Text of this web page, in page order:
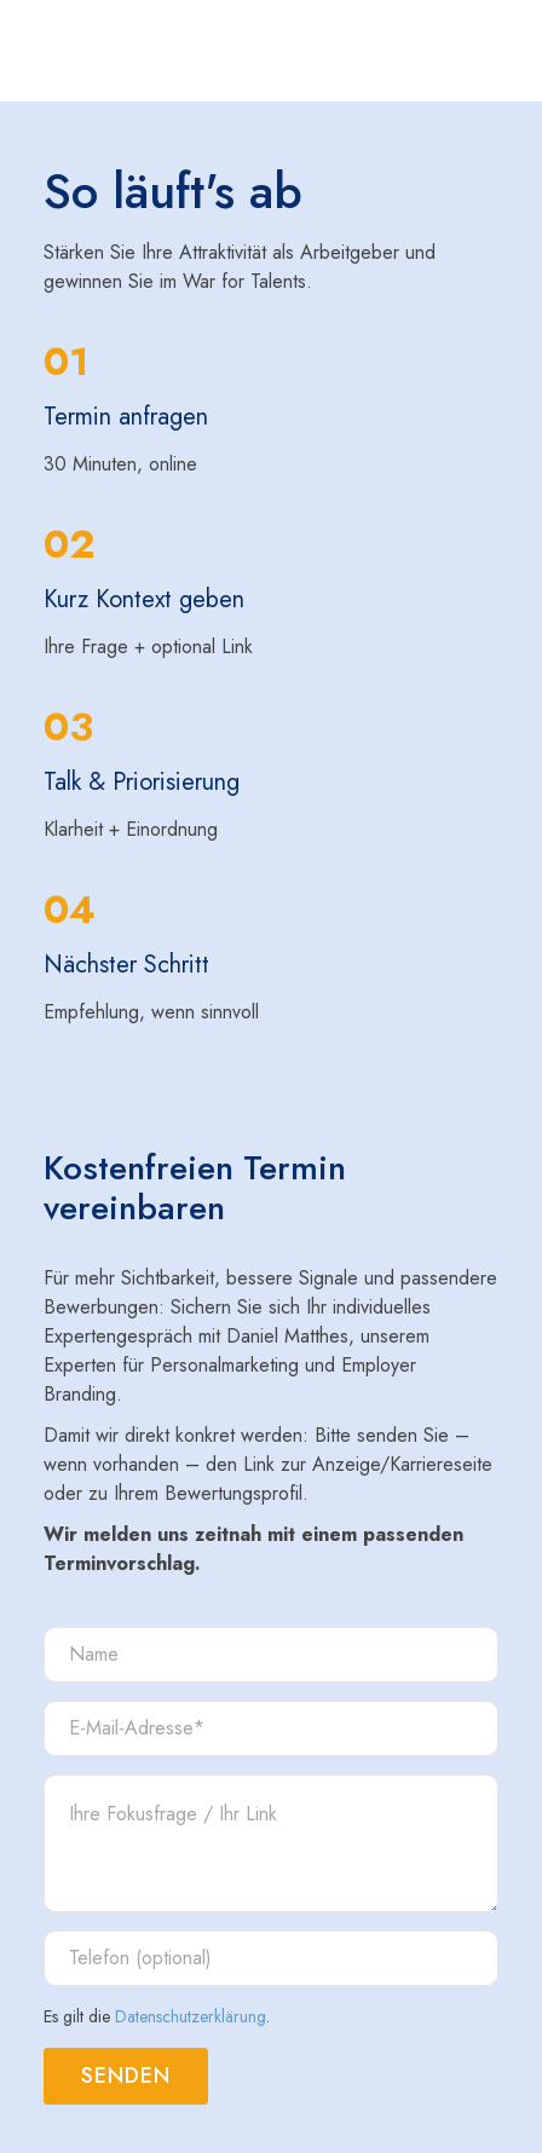
So läuft's ab
Stärken Sie Ihre Attraktivität als Arbeitgeber und
gewinnen Sie im War for Talents.
01
Termin anfragen
30 Minuten, online
02
Kurz Kontext geben
Ihre Frage + optional Link
03
Talk & Priorisierung
Klarheit + Einordnung
04
Nächster Schritt
Empfehlung, wenn sinnvoll
Kostenfreien Termin
vereinbaren
Für mehr Sichtbarkeit, bessere Signale und passendere
Bewerbungen: Sichern Sie sich Ihr individuelles
Expertengespräch mit Daniel Matthes, unserem
Experten für Personalmarketing und Employer
Branding.
Damit wir direkt konkret werden: Bitte senden Sie –
wenn vorhanden – den Link zur Anzeige/Karriereseite
oder zu Ihrem Bewertungsprofil.
Wir melden uns zeitnah mit einem passenden
Terminvorschlag.
Es gilt die Datenschutzerklärung.
SENDEN